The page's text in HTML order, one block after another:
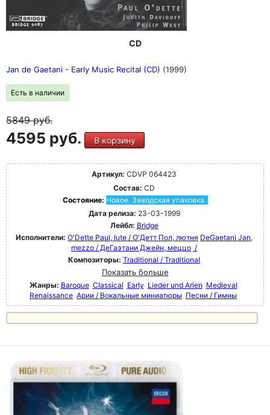
CD
Jan de Gaetani - Early Music Recital (CD) (1999)
Есть в наличии
5849руб.
4595 руб. В корзину
Артикул: CDVP 064423
Состав: CD
Состояние: Новое. Заводская упаковка.
Дата релиза: 23-03-1999
Лейбл: Bridge
Исполнители: O'Dette Paul, lute / О'Детт Пол, лютня DeGaetani Jan,
mezzo / ДеГаэтани Джейн, меццо /
Композиторы: Traditional / Traditional
Показать больше
Жанры: Baroque Classical Early Lieder und Arien Medieval
Renaissance Арии / Вокальные миниатюры Песни / Гимны